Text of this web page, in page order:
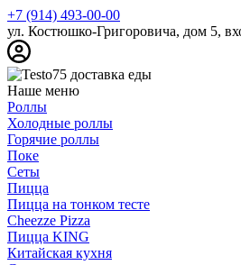
+7 (914) 493-00-00
ул. Костюшко-Григоровича, дом 5,
Наше меню
Роллы
Холодные роллы
Горячие роллы
Поке
Сеты
Пицца
Пицца на тонком тесте
Cheezze Pizza
Пицца KING
Китайская кухня